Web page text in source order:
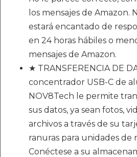
los mensajes de Amazon.
estará encantado de
en 24 horas hábiles o
mensajes de Amazon.
★ TRANSFERENCIA DE
concentrador USB-C de
NOV8Tech le permite
sus datos, ya sean fotos,
archivos a través de su
ranuras para unidades de
Conéctese a su